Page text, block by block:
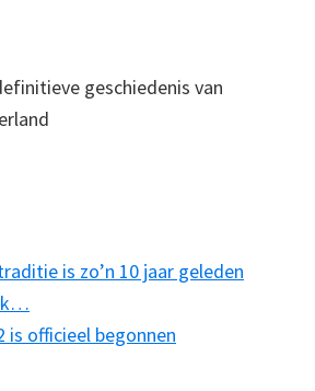
geschiedenis van
is zo’n 10 jaar geleden
is officieel begonnen